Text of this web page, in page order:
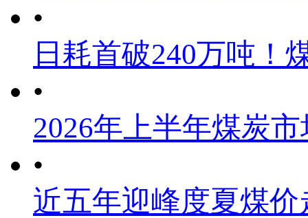
•
日耗首破240万吨！
•
2026年上半年煤炭
•
近五年迎峰度夏煤价